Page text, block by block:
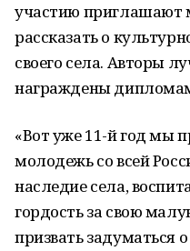
участию приглашают
рассказать о
своего села. Авторы
награждены
«Вот уже 11-й год мы
молодежь со всей
наследие села,
гордость за свою
призвать задуматься